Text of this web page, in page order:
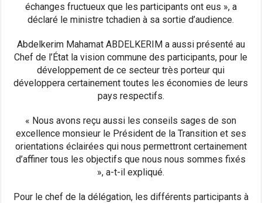
échanges fructueux que les participants ont eus », a
déclaré le ministre tchadien à sa sortie d’audience.
Abdelkerim Mahamat ABDELKERIM a aussi présenté au
Chef de l’État la vision commune des participants, pour le
développement de ce secteur très porteur qui
développera certainement toutes les économies de leurs
pays respectifs.
« Nous avons reçu aussi les conseils sages de son
excellence monsieur le Président de la Transition et ses
orientations éclairées qui nous permettront certainement
d’affiner tous les objectifs que nous nous sommes fixés
», a-t-il expliqué.
Pour le chef de la délégation, les différents participants à